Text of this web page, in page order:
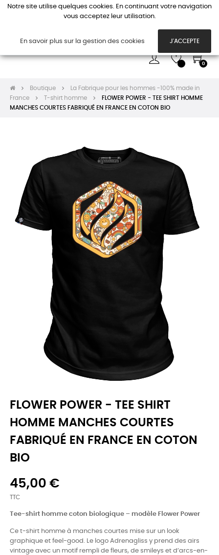
la
0
Boutique
La Fabrique pour les hommes -100% made in
France
T-shirt homme
FLOWER POWER - TEE SHIRT HOMME
MANCHES COURTES FABRIQUÉ EN FRANCE EN COTON BIO
FLOWER POWER - TEE SHIRT
HOMME MANCHES COURTES
FABRIQUÉ EN FRANCE EN COTON
BIO
45,00 €
TTC
Tee-shirt homme coton biologique – modèle Flower Power
Ce t-shirt homme à manches courtes mise sur un look
graphique et feel-good. Le logo Adrenagliss y prend des airs
vintage avec un motif rempli de fleurs, de smileys et d’arcs-en-
Notre site utilise quelques cookies. En continuant votre navigation
vous acceptez leur utilisation.
En savoir plus sur la gestion des cookies J'ACCEPTE